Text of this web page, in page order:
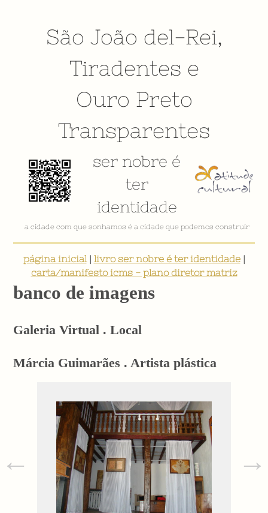
São João del-Rei,
Tiradentes e
Ouro Preto
Transparentes
ser nobre é
ter
identidade
a cidade com que sonhamos é a cidade que podemos construir
página inicial| livro ser nobre é ter identidade|
carta/manifesto icms - plano diretor matriz
banco de imagens
Galeria Virtual . Local
Márcia Guimarães . Artista plástica
← →